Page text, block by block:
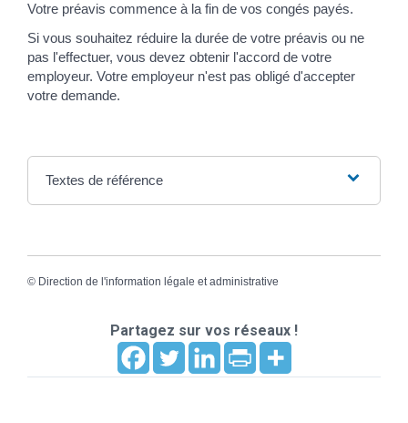
Votre préavis commence à la fin de vos congés payés.
Si vous souhaitez réduire la durée de votre préavis ou ne
pas l'effectuer, vous devez obtenir l'accord de votre
employeur. Votre employeur n'est pas obligé d'accepter
votre demande.
Textes de référence
© Direction de l'information légale et administrative
Partagez sur vos réseaux !